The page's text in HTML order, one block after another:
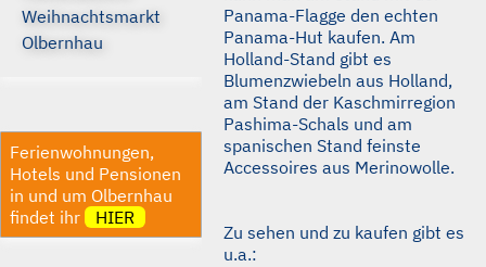
Weihnachtsmarkt
Olbernhau
Ferienwohnungen,
Hotels und Pensionen
in und um Olbernhau
findet ihr
HIER
Panama-Flagge den echten
Panama-Hut kaufen. Am
Holland-Stand gibt es
Blumenzwiebeln aus Holland,
am Stand der Kaschmirregion
Pashima-Schals und am
spanischen Stand feinste
Accessoires aus Merinowolle.
Zu sehen und zu kaufen gibt es
u.a.: